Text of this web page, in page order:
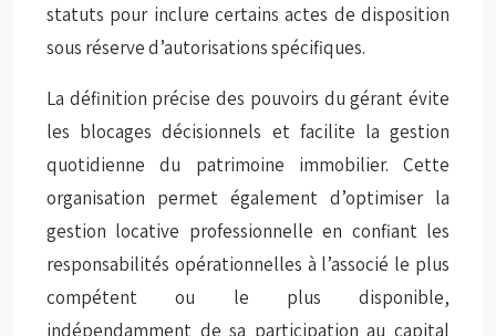
statuts pour inclure certains actes de disposition
sous réserve d’autorisations spécifiques.
La définition précise des pouvoirs du gérant évite
les blocages décisionnels et facilite la gestion
quotidienne du patrimoine immobilier. Cette
organisation permet également d’optimiser la
gestion locative professionnelleen confiant les
responsabilités opérationnelles à l’associé le plus
compétent ou le plus disponible,
indépendamment de sa participation au capital